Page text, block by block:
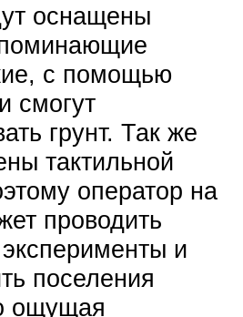
оснащены
с помощью
смогут
грунт. Так же
тактильной
оператор на
проводить
и
поселения
ощущая